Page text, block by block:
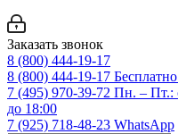
Заказать звонок
8 (800) 444-19-17
8 (800) 444-19-17
7 (495) 970-39-72 Пн. – Пт.:
до 18:00
7 (925) 718-48-23 WhatsApp